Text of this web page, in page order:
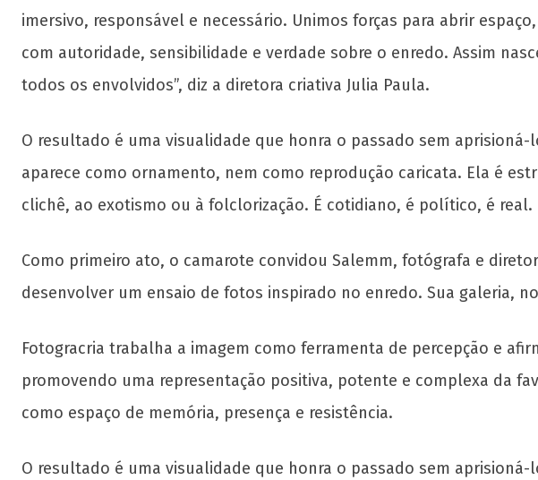
imersivo, responsável e necessário. Unimos forças para abrir
com autoridade, sensibilidade e verdade sobre o enredo. Assim
todos os envolvidos”, diz a diretora criativa Julia Paula.
O resultado é uma visualidade que honra o passado sem
aparece como ornamento, nem como reprodução caricata. Ela é
clichê, ao exotismo ou à folclorização. É cotidiano, é político, é real.
Como primeiro ato, o camarote convidou Salemm, fotógrafa e
desenvolver um ensaio de fotos inspirado no enredo. Sua galeria,
Fotogracria trabalha a imagem como ferramenta de percepção e
promovendo uma representação positiva, potente e complexa da
como espaço de memória, presença e resistência.
O resultado é uma visualidade que honra o passado sem